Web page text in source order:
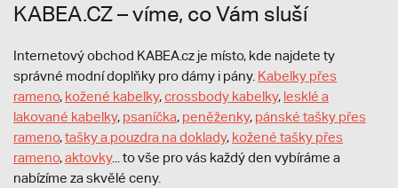
KABEA.CZ – víme, co Vám sluší
Internetový obchod KABEA.cz je místo, kde najdete ty
správné modní doplňky pro dámy i pány. Kabelky přes
rameno, kožené kabelky,crossbody kabelky, lesklé a
lakované kabelky, psaníčka, peněženky, pánské tašky přes
rameno,tašky a pouzdra na doklady, kožené tašky přes
rameno,aktovky... to vše pro vás každý den vybíráme a
nabízíme za skvělé ceny.